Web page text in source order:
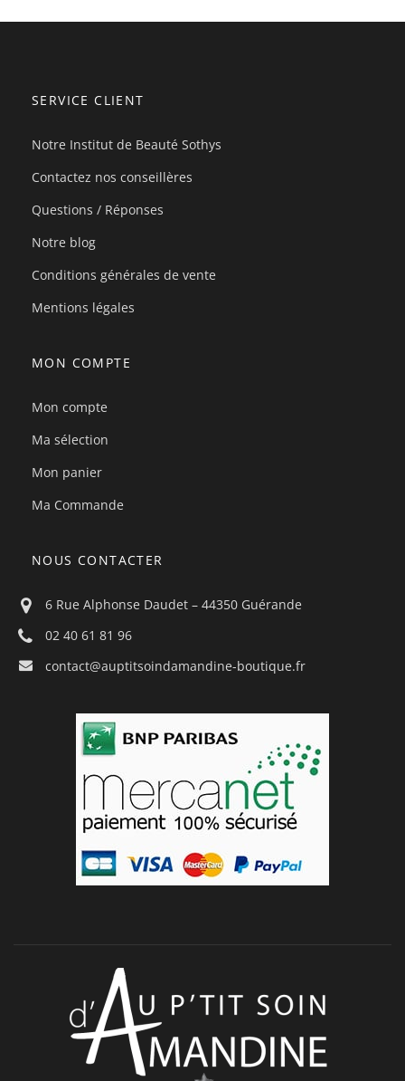
SERVICE CLIENT
Notre Institut de Beauté Sothys
Contactez nos conseillères
Questions / Réponses
Notre blog
Conditions générales de vente
Mentions légales
MON COMPTE
Mon compte
Ma sélection
Mon panier
Ma Commande
NOUS CONTACTER
6 Rue Alphonse Daudet – 44350 Guérande
02 40 61 81 96
contact@auptitsoindamandine-boutique.fr